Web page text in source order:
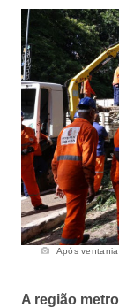
Após
A região